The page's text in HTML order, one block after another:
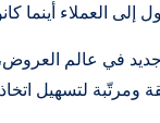
إلى العملاء أينما
في عالم العروض،
ومرتّبة لتسهيل